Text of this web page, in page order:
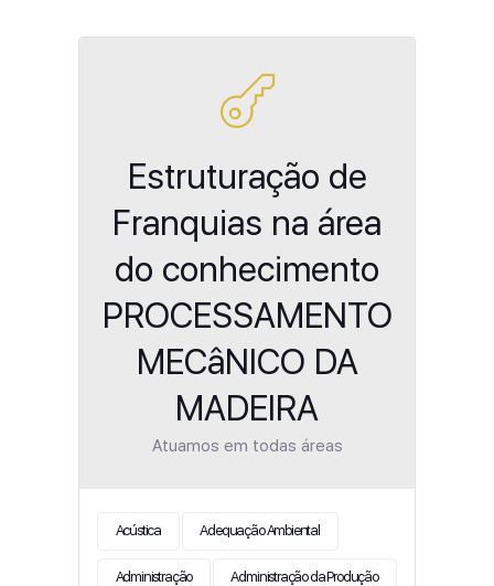
Estruturação de
Franquias na área
do conhecimento
PROCESSAMENTO
MECâNICO DA
MADEIRA
Atuamos em todas áreas
Acústica Adequação Ambiental
Administração Administração da Produção